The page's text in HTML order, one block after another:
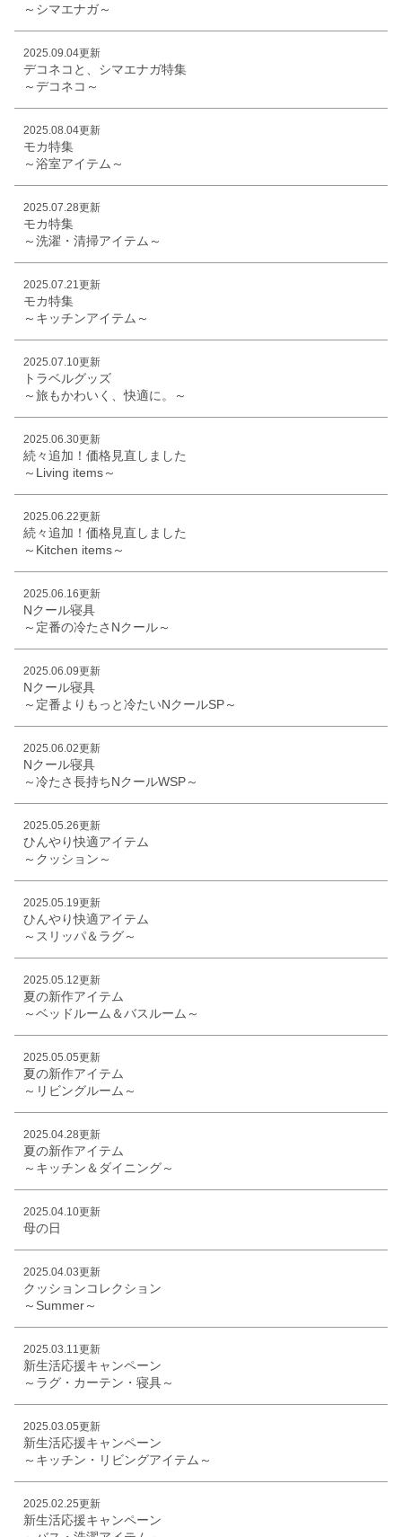
～シマエナガ～
2025.09.04更新
デコネコと、シマエナガ特集
～デコネコ～
2025.08.04更新
モカ特集
～浴室アイテム～
2025.07.28更新
モカ特集
～洗濯・清掃アイテム～
2025.07.21更新
モカ特集
～キッチンアイテム～
2025.07.10更新
トラベルグッズ
～旅もかわいく、快適に。～
2025.06.30更新
続々追加！価格見直しました
～Living items～
2025.06.22更新
続々追加！価格見直しました
～Kitchen items～
2025.06.16更新
Nクール寝具
～定番の冷たさNクール～
2025.06.09更新
Nクール寝具
～定番よりもっと冷たいNクールSP～
2025.06.02更新
Nクール寝具
～冷たさ長持ちNクールWSP～
2025.05.26更新
ひんやり快適アイテム
～クッション～
2025.05.19更新
ひんやり快適アイテム
～スリッパ＆ラグ～
2025.05.12更新
夏の新作アイテム
～ベッドルーム＆バスルーム～
2025.05.05更新
夏の新作アイテム
～リビングルーム～
2025.04.28更新
夏の新作アイテム
～キッチン＆ダイニング～
2025.04.10更新
母の日
2025.04.03更新
クッションコレクション
～Summer～
2025.03.11更新
新生活応援キャンペーン
～ラグ・カーテン・寝具～
2025.03.05更新
新生活応援キャンペーン
～キッチン・リビングアイテム～
2025.02.25更新
新生活応援キャンペーン